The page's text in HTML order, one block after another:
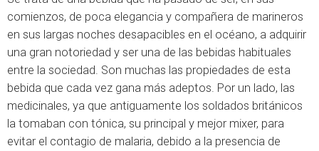
comienzos, de poca elegancia y compañera de marineros
en sus largas noches desapacibles en el océano, a adquirir
una gran notoriedad y ser una de las bebidas habituales
entre la sociedad. Son muchas las propiedades de esta
bebida que cada vez gana más adeptos. Por un lado, las
medicinales, ya que antiguamente los soldados británicos
la tomaban con tónica, su principal y mejor mixer, para
evitar el contagio de malaria, debido a la presencia de